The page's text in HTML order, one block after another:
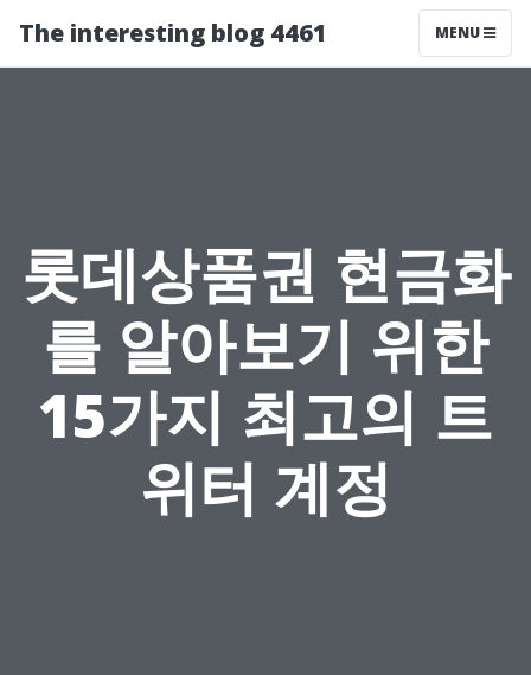
The interesting blog 4461 MENU
롯데상품권 현금화
를 알아보기 위한
15가지 최고의 트
위터 계정